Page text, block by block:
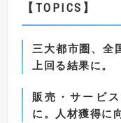
【TOPICS 】
三大都市圏、全
上回る結果に。
販売・サービ
に。人材獲得に